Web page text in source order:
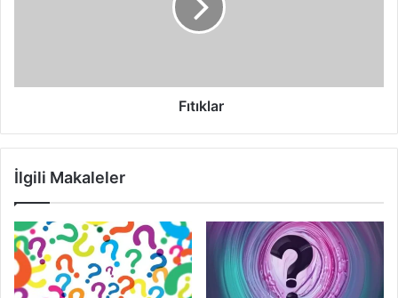
ile farklı bir şıklık yakalamanız
mümkündür. Özellikle aynı deriden yapılmış çantalar ile
yaparak dikkat çekici bir şıklık elde edebilirsiniz.
yılan derisi ayakkabılar
yılan derisi ayakkabılar nasıl seçilmelidir
Fıtıklar
İlgili Makaleler